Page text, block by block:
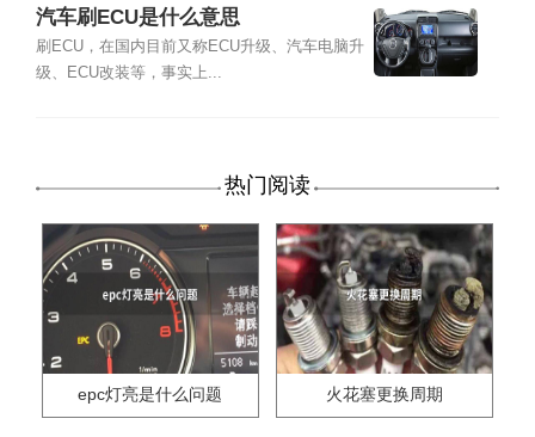
汽车刷ECU是什么意思
刷ECU，在国内目前又称ECU升级、汽车电脑升
级、ECU改装等，事实上...
热门阅读
epc灯亮是什么问题 火花塞更换周期